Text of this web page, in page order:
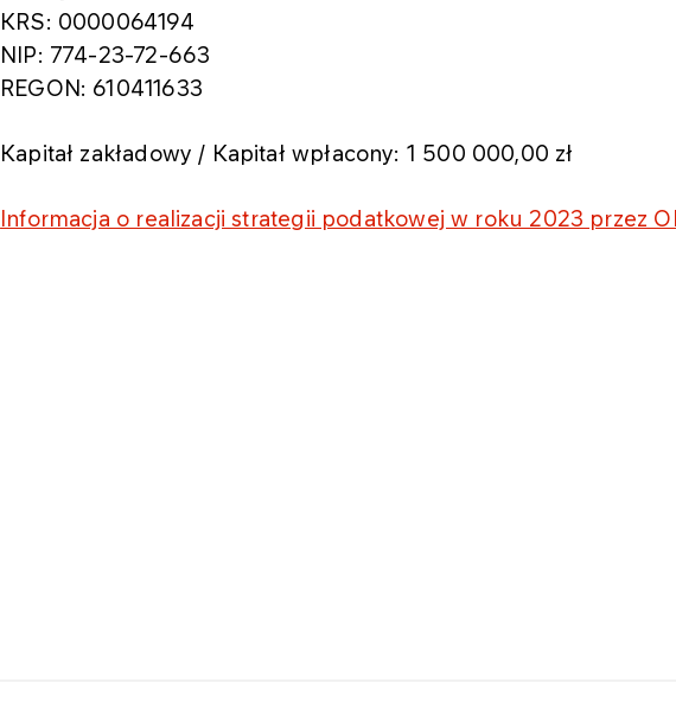
KRS: 0000064194
NIP: 774-23-72-663
REGON: 610411633
Kapitał zakładowy / Kapitał wpłacony: 1 500 000,00 zł
Informacja o realizacji strategii podatkowej w roku 2023 przez